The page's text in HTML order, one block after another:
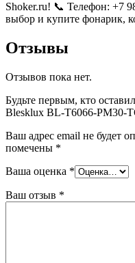
Shoker.ru! 📞 Телефон: +7
выбор и купите фонарик,
Отзывы
Отзывов пока нет.
Будьте первым, кто
Blesklux BL-T6066-PM30-
Ваш адрес email не будет
помечены *
Ваша оценка *
Ваш отзыв *